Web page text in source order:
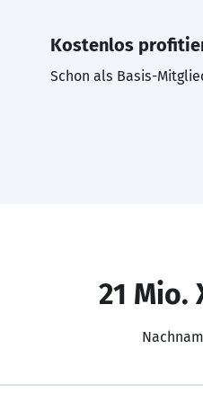
Kostenlos
Schon als Basis-
21 Mio.